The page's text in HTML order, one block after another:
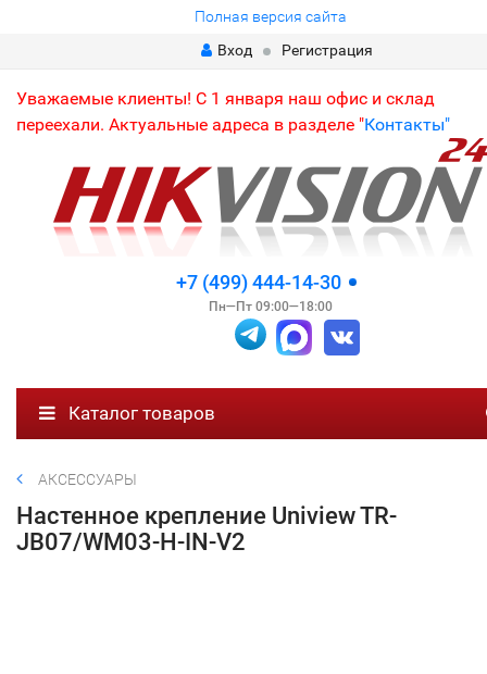
Полная версия сайта
Вход
Регистрация
Уважаемые клиенты! С 1 января наш офис и склад
переехали. Актуальные адреса в разделе "Контакты"
+7 (499) 444-14-30
Пн—Пт 09:00—18:00
Каталог товаров
АКСЕССУАРЫ
Настенное крепление Uniview TR-
JB07/WM03-H-IN-V2